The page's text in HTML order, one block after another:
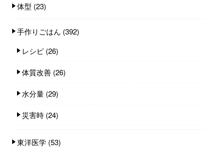
体型 (23)
手作りごはん (392)
レシピ (26)
体質改善 (26)
水分量 (29)
災害時 (24)
東洋医学 (53)